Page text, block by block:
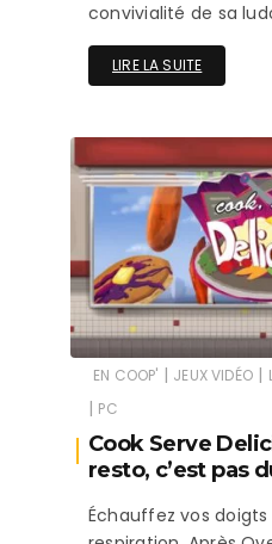
convivialité de sa
LIRE LA SUITE
EN COOP' | JEUX VIDÉO |
| PC
Cook Serve
resto, c’est pas
Échauffez vos